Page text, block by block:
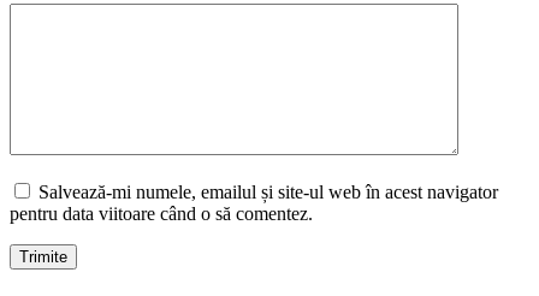
Salvează-mi numele, emailul și site-ul web în acest navigator
pentru data viitoare când o să comentez.
Trimite